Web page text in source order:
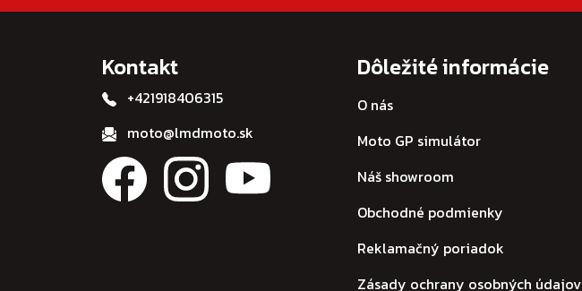
Kontakt
+421918406315
moto@lmdmoto.sk
Dôležité informácie
O nás
Moto GP simulátor
Náš showroom
Obchodné podmienky
Reklamačný poriadok
Zásady ochrany osobných údajov